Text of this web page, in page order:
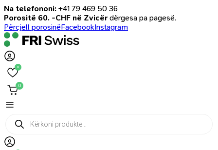
Na telefononi: +41 79 469 50 36
Porositë 60. -CHF në Zvicër dërgesa pa pagesë.
Përcjell porosinëFacebookInstagram
0
0
Products
search